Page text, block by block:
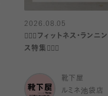
2026.08.05
🧘🏼‍♀️フィットネス・ランニ
ス特集🏃🏼‍♀️
靴下屋
ルミネ池袋店